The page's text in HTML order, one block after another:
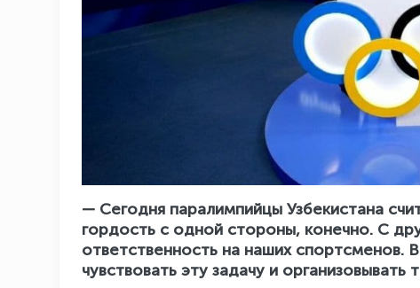
— Сегодня паралимпийцы Узбекистана
гордость с одной стороны, конечно. С
ответственность на наших
чувствовать эту задачу и